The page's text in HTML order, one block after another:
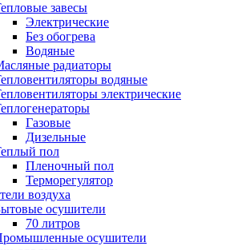
завесы
Электрические
Без обогрева
Водяные
радиаторы
водяные
электрические
Газовые
Дизельные
пол
Пленочный пол
Терморегулятор
воздуха
осушители
70 литров
осушители